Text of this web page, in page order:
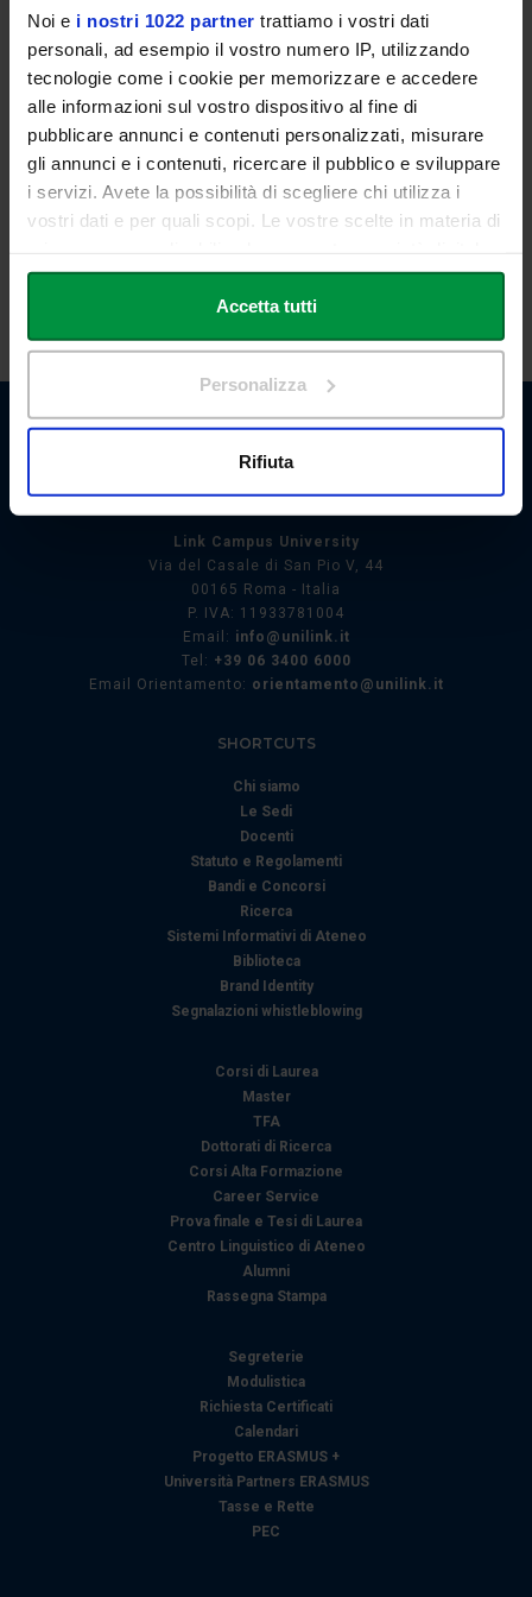
Noi e i nostri 1022 partner trattiamo i vostri dati
personali, ad esempio il vostro numero IP, utilizzando
tecnologie come i cookie per memorizzare e accedere
alle informazioni sul vostro dispositivo al fine di
pubblicare annunci e contenuti personalizzati, misurare
gli annunci e i contenuti, ricercare il pubblico e sviluppare
i servizi. Avete la possibilità di scegliere chi utilizza i
vostri dati e per quali scopi. Le vostre scelte in materia di
in cui avete effettuato le vostre scelte. È possibile
modificare o revocare il proprio consenso in qualsiasi
momento dalla Dichiarazione sui cookie o facendo clic
Con il tuo consenso, vorremmo anche:
raccogliere informazioni sulla tua posizione
Identificare il tuo dispositivo, scansionandolo
attivamente alla ricerca di caratteristiche specifiche
(impronte digitali).
Approfondisci come vengono elaborati i tuoi dati personali
e imposta le tue preferenze nellasezione dettagli
modificare o ritirare il tuo consenso in qualsiasi momento
analizzare il nostro traffico. Condividiamo inoltre
informazioni sul modo in cui utilizza il nostro sito con i
nostri partner che si occupano di analisi dei dati web,
pubblicità e social media, i quali potrebbero combinarle
con altre informazioni che ha fornito loro o che hanno
raccolto dal suo utilizzo dei loro servizi.
Accetta tutti
Personalizza
Rifiuta
rispetto a tre distinte questioni riferite alle discipline sopra indicate
e inerenti le tematiche del Master.
La Commissione, sulla base dei punteggi, stilerà una graduatoria,
superiore a n. 100 (cento) punti.
In caso di parità di punteggio, prevale il candidato più giovane.
Link Campus University
Via del Casale di San Pio V, 44
00165 Roma - Italia
P. IVA: 11933781004
Email: info@unilink.it
Tel: +39 06 3400 6000
Email Orientamento: orientamento@unilink.it
SHORTCUTS
Chi siamo
Le Sedi
Docenti
Statuto e Regolamenti
Bandi e Concorsi
Ricerca
Sistemi Informativi di Ateneo
Biblioteca
Brand Identity
Segnalazioni whistleblowing
Corsi di Laurea
Master
TFA
Dottorati di Ricerca
Corsi Alta Formazione
Career Service
Prova finale e Tesi di Laurea
Centro Linguistico di Ateneo
Alumni
Rassegna Stampa
Segreterie
Modulistica
Richiesta Certificati
Calendari
Progetto ERASMUS +
Università Partners ERASMUS
Tasse e Rette
PEC